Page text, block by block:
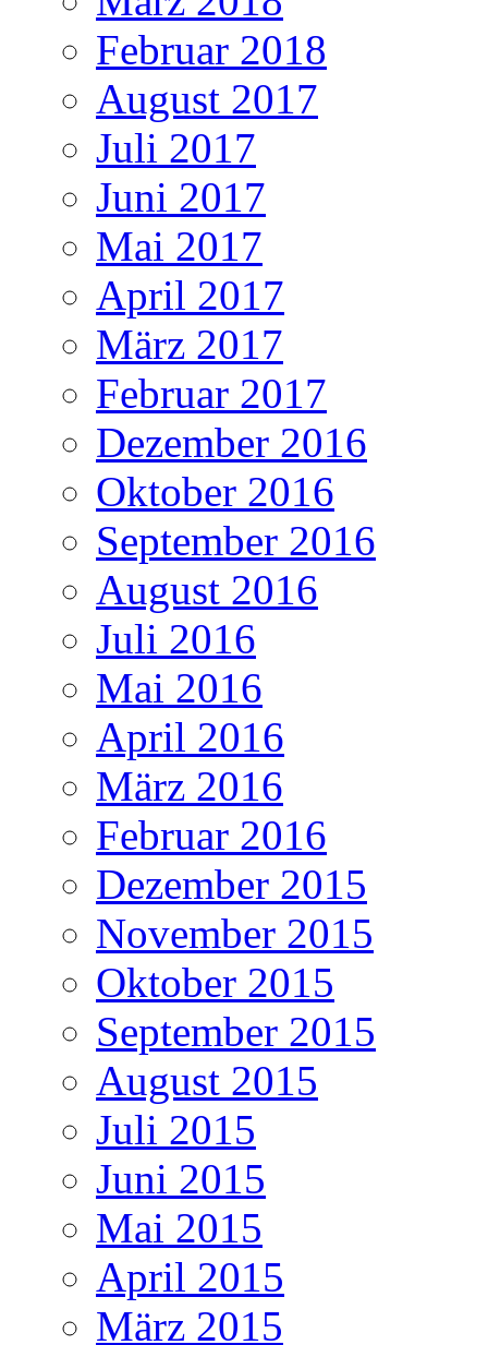
Februar 2018
August 2017
Juli 2017
Juni 2017
Mai 2017
April 2017
März 2017
Februar 2017
Dezember 2016
Oktober 2016
September 2016
August 2016
Juli 2016
Mai 2016
April 2016
März 2016
Februar 2016
Dezember 2015
November 2015
Oktober 2015
September 2015
August 2015
Juli 2015
Juni 2015
Mai 2015
April 2015
März 2015